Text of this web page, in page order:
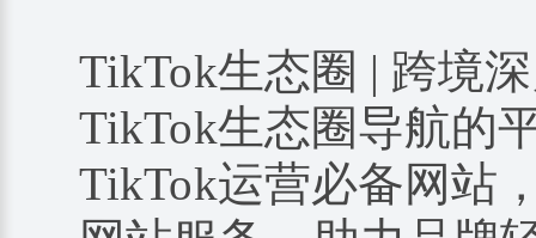
TikTok生态圈 | 跨境
TikTok生态圈导航的
TikTok运营必备网站